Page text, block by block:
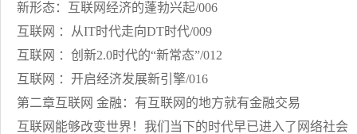
新形态：互联网经济的蓬勃兴起/006
互联网 ：从IT时代走向DT时代/009
互联网 ：创新2.0时代的“新常态”/012
互联网 ：开启经济发展新引擎/016
第二章互联网 金融：有互联网的地方就有金融交易
互联网能够改变世界！我们当下的时代早已进入了网络社会